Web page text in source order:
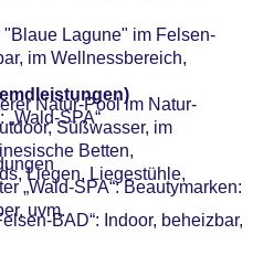
"Blaue Lagune" im Felsen-
im Wellnessbereich,
Natur-Pool im Natur-
Süßwasser, im
Betten,
Liegen, Liegestühle,
BAD“: Indoor, beheizbar,
SPA“
„Wald-SPA“: Beautymarken:
uvm.